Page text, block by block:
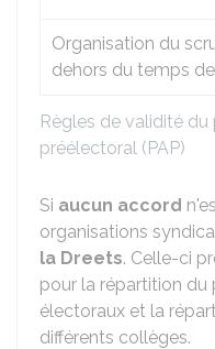
Règles de validité
préélectoral (PAP)
Organisation du
dehors du temps
Si aucun accord
organisations
la Dreets. Celle-ci
pour la répartition du
électoraux et la
différents collèges.